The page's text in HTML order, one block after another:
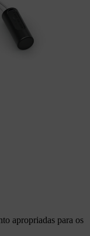
apropriadas para os